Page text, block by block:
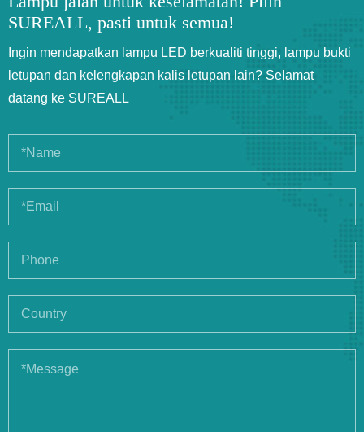
SUREALL, pasti untuk semua!
Ingin mendapatkan lampu LED berkualiti tinggi, lampu bukti
letupan dan kelengkapan kalis letupan lain? Selamat
datang ke SUREALL